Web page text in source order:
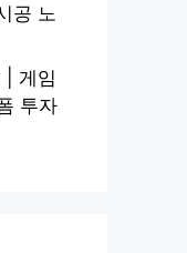
공 노
| 게임
투자